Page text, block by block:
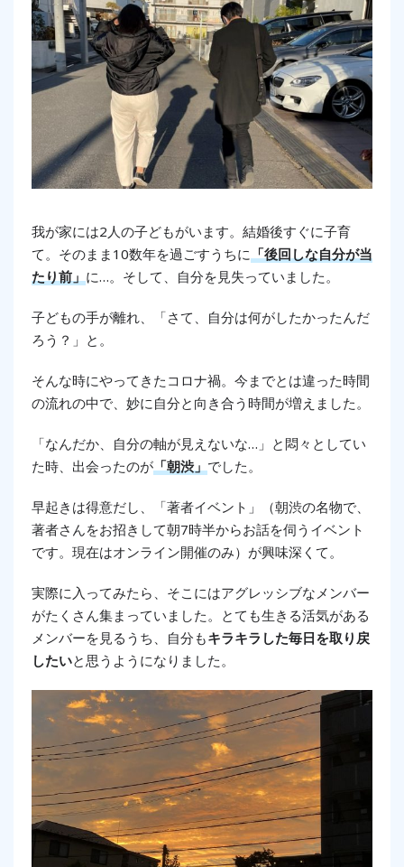
我が家には2人の子どもがいます。結婚後すぐに子育
て。そのまま10数年を過ごすうちに 「後回しな自分が当
たり前」 に…。そして、自分を見失っていました。
子どもの手が離れ、「さて、自分は何がしたかったんだ
ろう？」と。
そんな時にやってきたコロナ禍。今までとは違った時間
の流れの中で、妙に自分と向き合う時間が増えました。
「なんだか、自分の軸が見えないな…」と悶々としてい
た時、出会ったのが 「朝渋」 でした。
早起きは得意だし、「著者イベント」（朝渋の名物で、
著者さんをお招きして朝7時半からお話を伺うイベント
です。現在はオンライン開催のみ）が興味深くて。
実際に入ってみたら、そこにはアグレッシブなメンバー
がたくさん集まっていました。とても生きる活気がある
メンバーを見るうち、自分もキラキラした毎日を取り戻
したいと思うようになりました。